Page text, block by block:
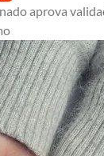
aprova